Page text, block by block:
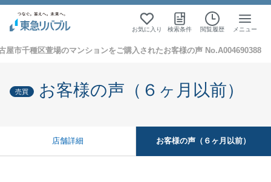
お気に入り 検索条件 閲覧履歴 メニュー
屋市千種区萱場のマンションをご購入されたお客様の声 No.A004690388
売買 お客様の声（６ヶ月以前）
店舗詳細 お客様の声（６ヶ月以前）